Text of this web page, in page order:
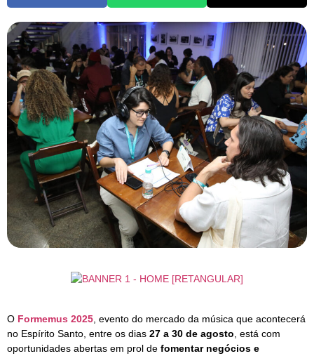
O Formemus 2025 , evento do mercado da música que acontecerá
no Espírito Santo, entre os dias 27 a 30 de agosto , está com
oportunidades abertas em prol de fomentar negócios e